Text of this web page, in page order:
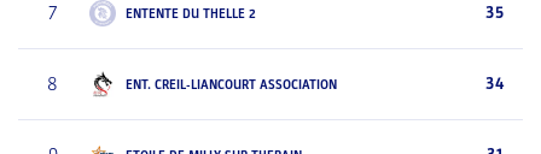
7 ENTENTE DU THELLE 2 35
8 ENT. CREIL-LIANCOURT ASSOCIATION 34